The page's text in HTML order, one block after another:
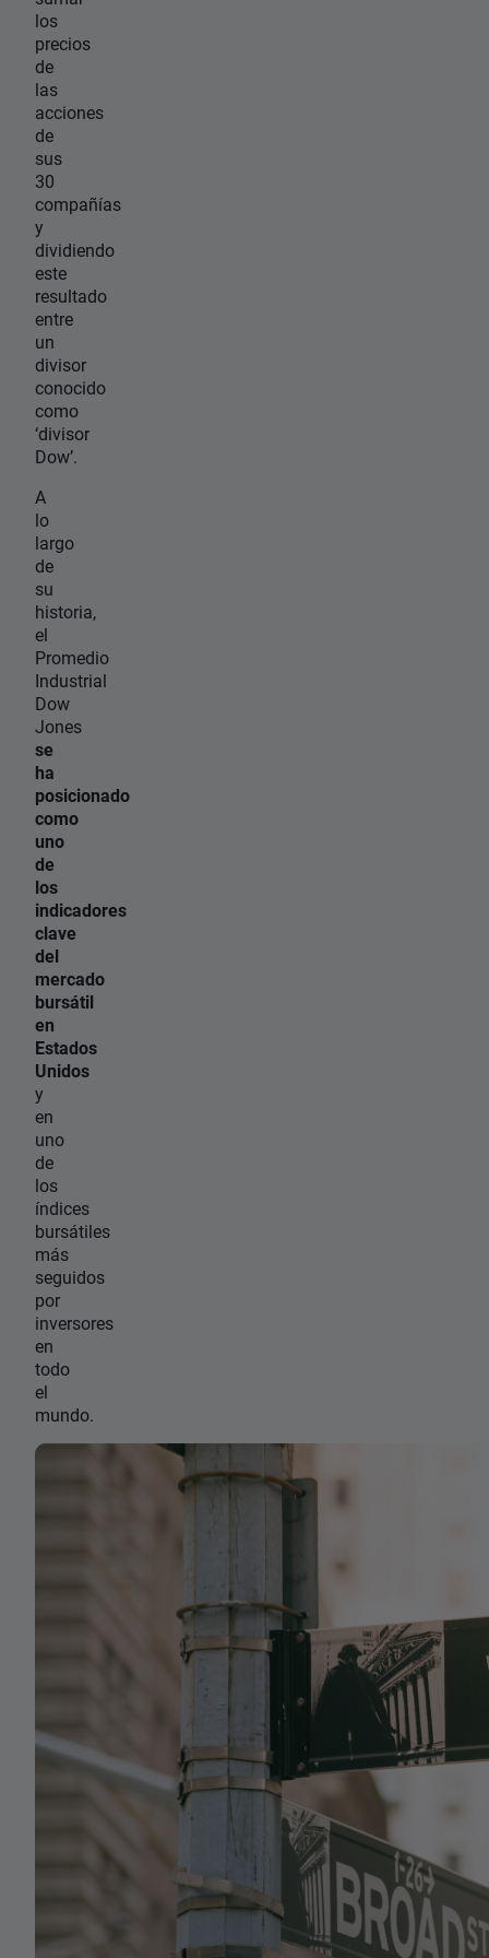
los
precios
de
las
acciones
de
sus
30
compañías
y
dividiendo
este
resultado
entre
un
divisor
conocido
como
‘divisor
Dow’.
A
lo
largo
de
su
historia,
el
Promedio
Industrial
Dow
Jones
se
ha
posicionado
como
uno
de
los
indicadores
clave
del
mercado
bursátil
en
Estados
Unidos
y
en
uno
de
los
índices
bursátiles
más
seguidos
por
inversores
en
todo
el
mundo.